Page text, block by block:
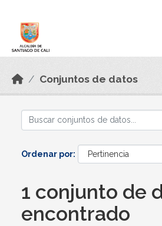
Conjuntos de datos
Ordenar por
1 conjunto de
encontrado